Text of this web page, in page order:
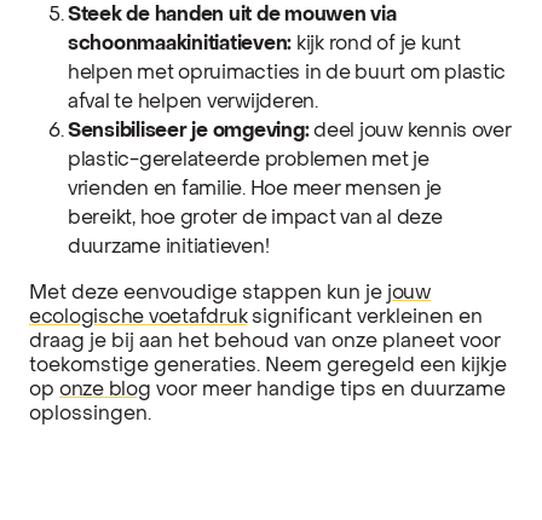
Steek de handen uit de mouwen via
schoonmaakinitiatieven: kijk rond of je kunt
helpen met opruimacties in de buurt om plastic
afval te helpen verwijderen.
Sensibiliseer je omgeving:deel jouw kennis over
plastic-gerelateerde problemen met je
vrienden en familie. Hoe meer mensen je
bereikt, hoe groter de impact van al deze
duurzame initiatieven!
Met deze eenvoudige stappen kun je jouw
ecologische voetafdruksignificant verkleinen en
draag je bij aan het behoud van onze planeet voor
toekomstige generaties. Neem geregeld een kijkje
op onze blog voor meer handige tips en duurzame
oplossingen.